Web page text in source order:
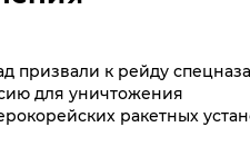
призвали к рейду
для уничтожения
ракетных